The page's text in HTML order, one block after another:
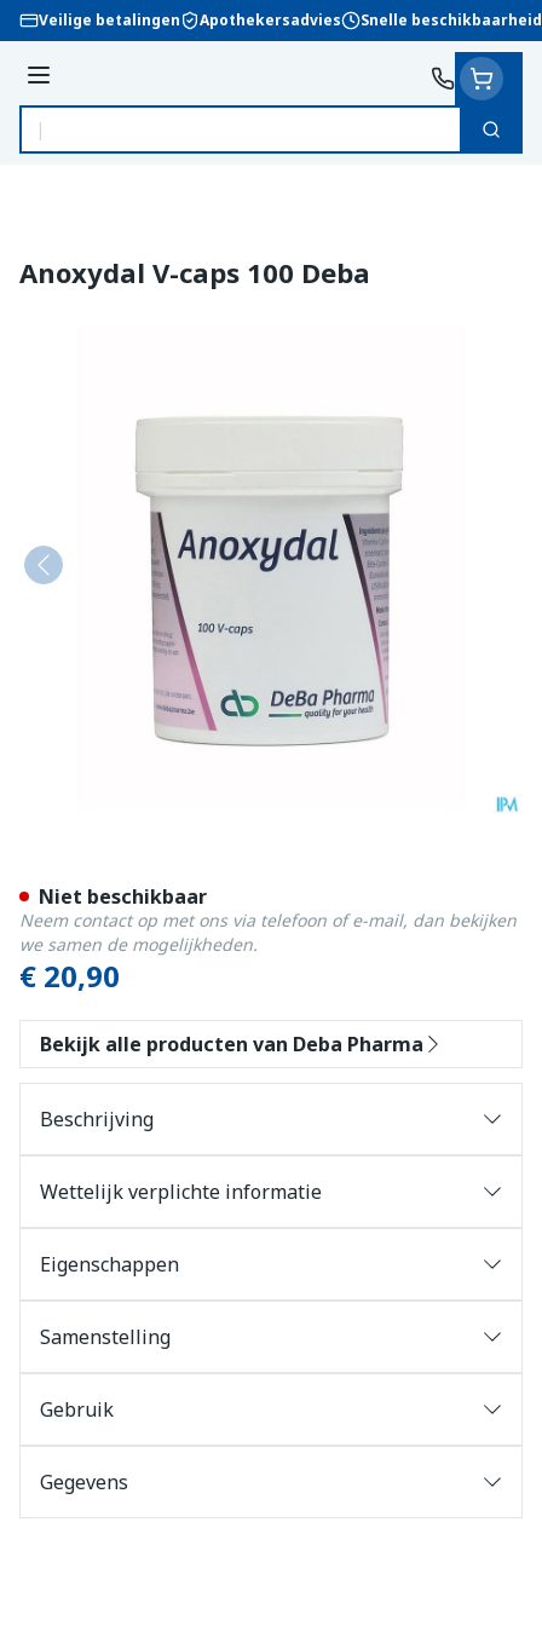
Ga naar de inhoud
Veilige betalingen Apothekersadvies Snelle beschikbaarheid
Menu
Product, merk, categorie...
Zoek
Anoxydal V-caps 100 Deba
€ 20,90
Niet beschikbaar
Neem contact op met ons via telefoon of e-mail, dan bekijken
we samen de mogelijkheden.
Bekijk alle producten van Deba Pharma
Beschrijving
Wettelijk verplichte informatie
Eigenschappen
Samenstelling
Gebruik
Gegevens